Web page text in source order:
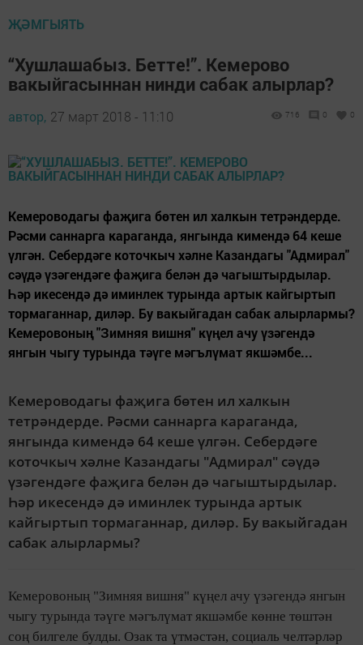
ҖӘМГЫЯТЬ
“Хушлашабыз. Бетте!”. Кемерово
вакыйгасыннан нинди сабак алырлар?
автор, 27 март 2018 - 11:10 716 0 0
Кемероводагы фаҗига бөтен ил халкын тетрәндерде.
Рәсми саннарга караганда, янгында кимендә 64 кеше
үлгән. Себердәге коточкыч хәлне Казандагы "Адмирал"
сәүдә үзәгендәге фаҗига белән дә чагыштырдылар.
Һәр икесендә дә иминлек турында артык кайгыртып
тормаганнар, диләр. Бу вакыйгадан сабак алырлармы?
Кемеровоның "Зимняя вишня" күңел ачу үзәгендә
янгын чыгу турында тәүге мәгълүмат якшәмбе...
Кемероводагы фаҗига бөтен ил халкын
тетрәндерде. Рәсми саннарга караганда,
янгында кимендә 64 кеше үлгән. Себердәге
коточкыч хәлне Казандагы "Адмирал" сәүдә
үзәгендәге фаҗига белән дә чагыштырдылар.
Һәр икесендә дә иминлек турында артык
кайгыртып тормаганнар, диләр. Бу вакыйгадан
сабак алырлармы?
Кемеровоның "Зимняя вишня" күңел ачу үзәгендә янгын
чыгу турында тәүге мәгълүмат якшәмбе көнне төштән
соң билгеле булды. Озак та үтмәстән, социаль челтәрләр